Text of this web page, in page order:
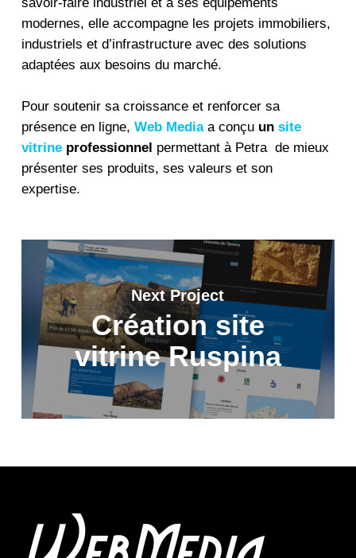
savoir-faire industriel et à ses équipements
modernes, elle accompagne les projets immobiliers,
industriels et d’infrastructure avec des solutions
adaptées aux besoins du marché.
Pour soutenir sa croissance et renforcer sa
présence en ligne, Web Mediaa conçu un site
vitrineprofessionnel permettant à Petra de mieux
présenter ses produits, ses valeurs et son
expertise.
Next Project
Création site
vitrine Ruspina